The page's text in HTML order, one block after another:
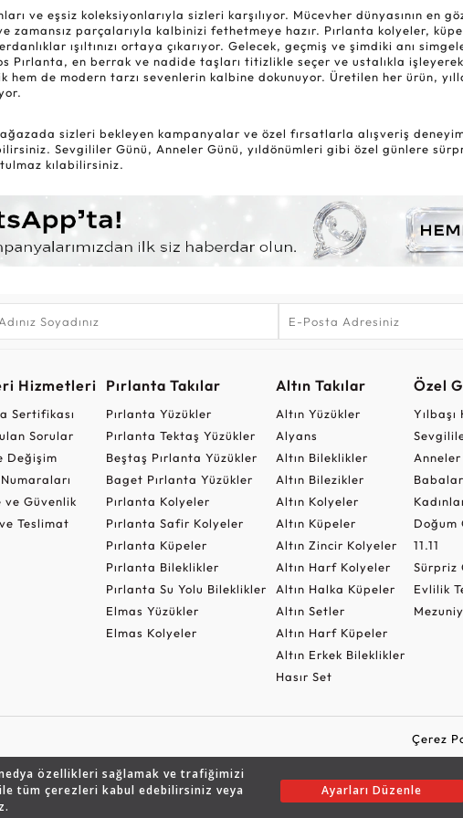
özellikleri sağlamak ve trafiğimizi
tüm çerezleri kabul edebilirsiniz veya
Ayarları Düzenle
ve eşsiz koleksiyonlarıyla sizleri karşılıyor. Mücevher dünyasının en
zamansız parçalarıyla kalbinizi fethetmeye hazır. Pırlanta kolyeler,
ışıltınızı ortaya çıkarıyor. Gelecek, geçmiş ve şimdiki anı
en berrak ve nadide taşları titizlikle seçer ve ustalıkla
hem de modern tarzı sevenlerin kalbine dokunuyor. Üretilen her ürün,
sizleri bekleyen kampanyalar ve özel fırsatlarla alışveriş
Sevgililer Günü, Anneler Günü, yıldönümleri gibi özel günlere
kılabilirsiniz.
Hizmetleri
Sertifikası
Sorular
Değişim
ve Güvenlik
Teslimat
Pırlanta Takılar
Pırlanta Yüzükler
Pırlanta Tektaş Yüzükler
Beştaş Pırlanta Yüzükler
Baget Pırlanta Yüzükler
Pırlanta Kolyeler
Pırlanta Safir Kolyeler
Pırlanta Küpeler
Pırlanta Bileklikler
Pırlanta Su Yolu Bileklikler
Elmas Yüzükler
Elmas Kolyeler
Altın Takılar
Altın Yüzükler
Alyans
Altın Bileklikler
Altın Bilezikler
Altın Kolyeler
Altın Küpeler
Altın Zincir Kolyeler
Altın Harf Kolyeler
Altın Halka Küpeler
Altın Setler
Altın Harf Küpeler
Altın Erkek Bileklikler
Hasır Set
Özel
Yılbaşı
Doğum
11.11
Sürpriz
Evlilik
Çerez